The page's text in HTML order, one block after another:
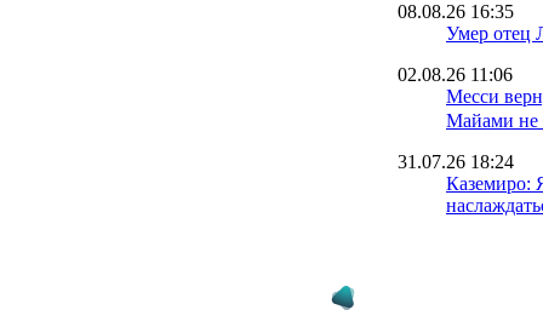
08.08.26 16:35
Умер отец
02.08.26 11:06
Месси
Майами не
31.07.26 18:24
Каземиро: